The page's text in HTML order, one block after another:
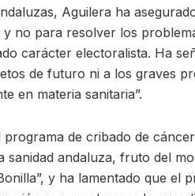
Aguilera ha
no para resolver los
carácter electoralista. Ha
de futuro ni a los graves
en materia sanitaria”.
de cribado de
sanidad andaluza, fruto del
y ha lamentado que el